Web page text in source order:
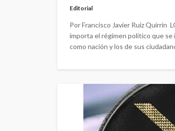
Editorial
Por Francisco Javier Ruiz Quirrín
importa el régimen político que se
como nación y los de sus